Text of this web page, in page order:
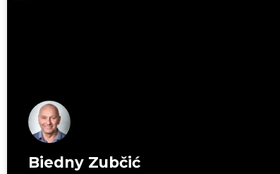
Biedny Zubčić